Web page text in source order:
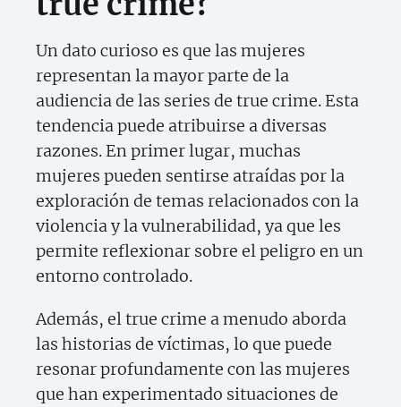
Un dato curioso es que las mujeres
representan la mayor parte de la
audiencia de las series de true crime. Esta
tendencia puede atribuirse a diversas
razones. En primer lugar, muchas
mujeres pueden sentirse atraídas por la
exploración de temas relacionados con la
violencia y la vulnerabilidad, ya que les
permite reflexionar sobre el peligro en un
entorno controlado.
Además, el true crime a menudo aborda
las historias de víctimas, lo que puede
resonar profundamente con las mujeres
que han experimentado situaciones de